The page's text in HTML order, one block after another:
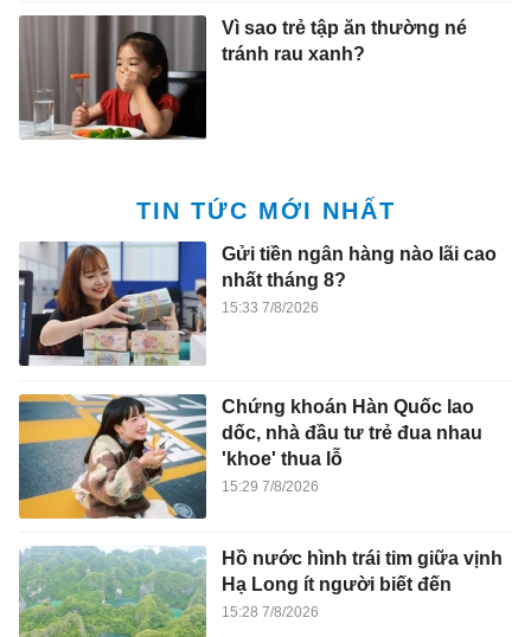
Vì sao trẻ tập ăn thường né
tránh rau xanh?
TIN TỨC MỚI NHẤT
Gửi tiền ngân hàng nào lãi cao
nhất tháng 8?
15:33 7/8/2026
Chứng khoán Hàn Quốc lao
dốc, nhà đầu tư trẻ đua nhau
'khoe' thua lỗ
15:29 7/8/2026
Hồ nước hình trái tim giữa vịnh
Hạ Long ít người biết đến
15:28 7/8/2026